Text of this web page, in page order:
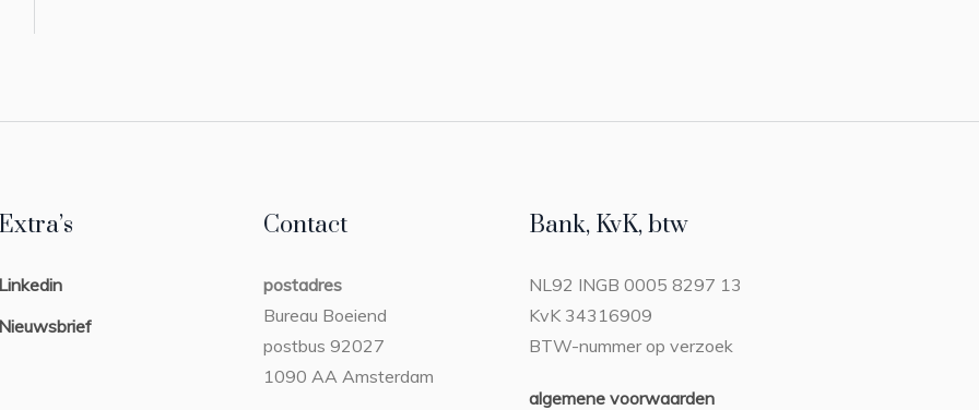
Contact
postadres
Bureau Boeiend
postbus 92027
1090 AA Amsterdam
Bank, KvK, btw
NL92 INGB 0005 8297 13
KvK 34316909
BTW-nummer op verzoek
algemene voorwaarden